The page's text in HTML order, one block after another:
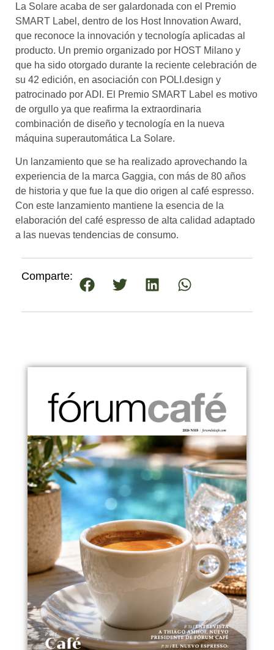
La Solare acaba de ser galardonada con el Premio
SMART Label, dentro de los Host Innovation Award,
que reconoce la innovación y tecnología aplicadas al
producto. Un premio organizado por HOST Milano y
que ha sido otorgado durante la reciente celebración de
su 42 edición, en asociación con POLI.design y
patrocinado por ADI. El Premio SMART Label es motivo
de orgullo ya que reafirma la extraordinaria
combinación de diseño y tecnología en la nueva
máquina superautomática La Solare.
Un lanzamiento que se ha realizado aprovechando la
experiencia de la marca Gaggia, con más de 80 años
de historia y que fue la que dio origen al café espresso.
Con este lanzamiento mantiene la esencia de la
elaboración del café espresso de alta calidad adaptado
a las nuevas tendencias de consumo.
Comparte: